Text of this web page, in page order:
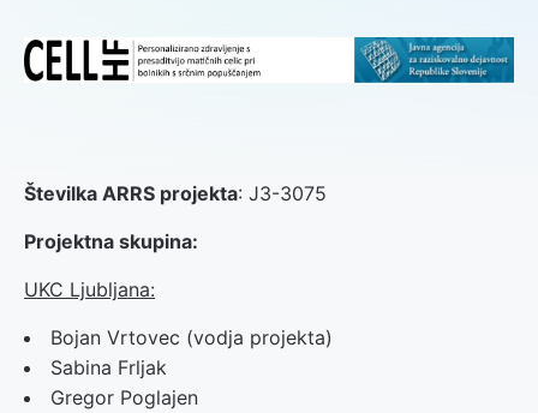
Številka ARRS projekta: J3-3075
Projektna skupina:
UKC Ljubljana:
Bojan Vrtovec (vodja projekta)
Sabina Frljak
Gregor Poglajen